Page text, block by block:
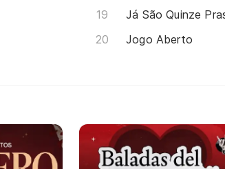
Já São Quinze
Jogo Aberto